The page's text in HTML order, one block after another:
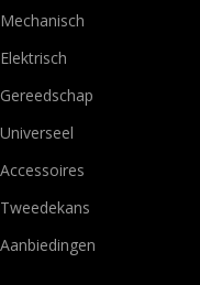
Mechanisch
Elektrisch
Gereedschap
Universeel
Accessoires
Tweedekans
Aanbiedingen